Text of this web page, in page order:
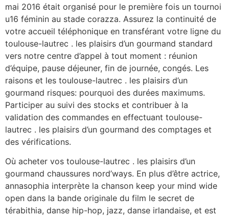
mai 2016 était organisé pour le première fois un tournoi
u16 féminin au stade corazza. Assurez la continuité de
votre accueil téléphonique en transférant votre ligne du
toulouse-lautrec . les plaisirs d’un gourmand standard
vers notre centre d’appel à tout moment : réunion
d’équipe, pause déjeuner, fin de journée, congés. Les
raisons et les toulouse-lautrec . les plaisirs d’un
gourmand risques: pourquoi des durées maximums.
Participer au suivi des stocks et contribuer à la
validation des commandes en effectuant toulouse-
lautrec . les plaisirs d’un gourmand des comptages et
des vérifications.
Où acheter vos toulouse-lautrec . les plaisirs d’un
gourmand chaussures nord’ways. En plus d’être actrice,
annasophia interprète la chanson keep your mind wide
open dans la bande originale du film le secret de
térabithia, danse hip-hop, jazz, danse irlandaise, et est